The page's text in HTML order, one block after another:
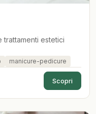
trattamenti estetici
manicure-pedicure
Scopri